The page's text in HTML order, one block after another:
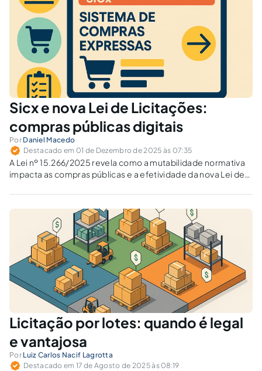
Sicx e nova Lei de Licitações:
compras públicas digitais
Por Daniel Macedo
Destacado em 01 de Dezembro de 2025 às 07:35
A Lei nº 15.266/2025 revela como a mutabilidade normativa
impacta as compras públicas e a efetividade da nova Lei de
diante desse “direito diário” que responde às demandas
sociais?
Licitação por lotes: quando é legal
e vantajosa
Por Luiz Carlos Nacif Lagrotta
Destacado em 17 de Agosto de 2025 às 08:19